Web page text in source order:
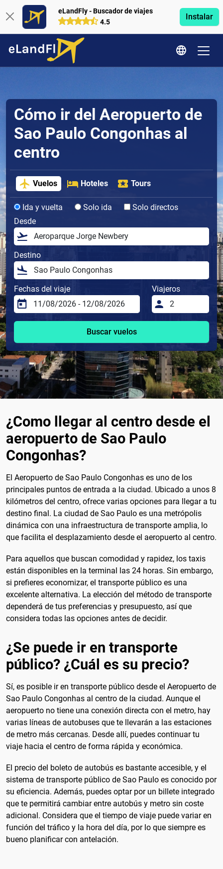
eLandFly - Buscador de viajes
4.5
Instalar
Cómo ir del Aeropuerto de
Sao Paulo Congonhas al
centro
Vuelos Hoteles Tours
Ida y vuelta Solo ida
Solo directos
Desde
Destino
Fechas del viaje Viajeros
Buscar vuelos
¿Como llegar al centro desde el
aeropuerto de Sao Paulo
Congonhas?
El Aeropuerto de Sao Paulo Congonhas es uno de los
principales puntos de entrada a la ciudad. Ubicado a unos 8
kilómetros del centro, ofrece varias opciones para llegar a tu
destino final. La ciudad de Sao Paulo es una metrópolis
dinámica con una infraestructura de transporte amplia, lo
que facilita el desplazamiento desde el aeropuerto al centro.
Para aquellos que buscan comodidad y rapidez, los taxis
están disponibles en la terminal las 24 horas. Sin embargo,
si prefieres economizar, el transporte público es una
excelente alternativa. La elección del método de transporte
dependerá de tus preferencias y presupuesto, así que
considera todas las opciones antes de decidir.
¿Se puede ir en transporte
público? ¿Cuál es su precio?
Sí, es posible ir en transporte público desde el Aeropuerto de
Sao Paulo Congonhas al centro de la ciudad. Aunque el
aeropuerto no tiene una conexión directa con el metro, hay
varias líneas de autobuses que te llevarán a las estaciones
de metro más cercanas. Desde allí, puedes continuar tu
viaje hacia el centro de forma rápida y económica.
El precio del boleto de autobús es bastante accesible, y el
sistema de transporte público de Sao Paulo es conocido por
su eficiencia. Además, puedes optar por un billete integrado
que te permitirá cambiar entre autobús y metro sin coste
adicional. Considera que el tiempo de viaje puede variar en
función del tráfico y la hora del día, por lo que siempre es
bueno planificar con antelación.